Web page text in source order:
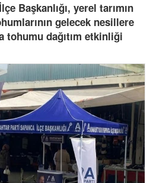
Başkanlığı, yerel tarımın
gelecek nesillere
tohumu dağıtım etkinliği